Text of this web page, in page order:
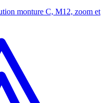
monture C, M12, zoom et